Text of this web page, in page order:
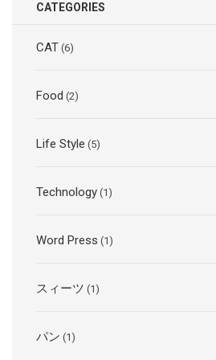
CATEGORIES
CAT (6)
Food (2)
Life Style (5)
Technology (1)
Word Press (1)
スィーツ (1)
パン (1)